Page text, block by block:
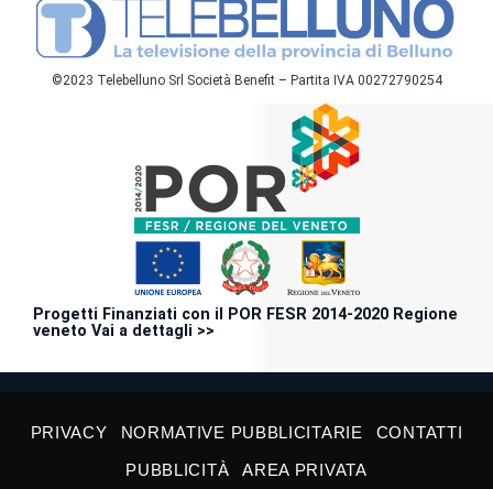
©2023 Telebelluno Srl Società Benefit – Partita IVA 00272790254
Progetti Finanziati con il POR FESR 2014-2020 Regione
veneto Vai a dettagli >>
PRIVACY NORMATIVE PUBBLICITARIE
CONTATTI
PUBBLICITÀ
AREA PRIVATA